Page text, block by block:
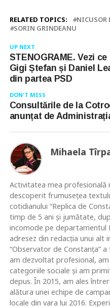
RELATED TOPICS: NICUSOR
SORIN GRINDEANU
UP NEXT
STENOGRAME. Vezi
Gigi Ștefan și Daniel
din partea PSD
DON'T MISS
Consultările de la
anunțat de
Mihaela
Activitatea mea profesională
descoperit frumusețea
cotidianului “Replica de
timp de 5 ani și jumătate,
incomode pe departamentul
adresez din redacția unui alt
“Observator de Constanța”
am dezvoltat profesional,
categoriile sociale și am
depus. În 2015, am ales
alătura unei echipe de
locale din vara lui 2016.